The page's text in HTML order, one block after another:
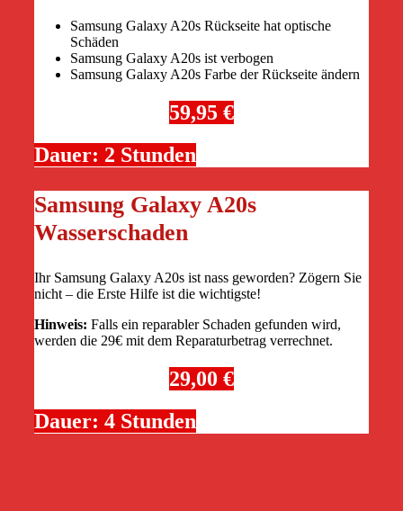
Samsung Galaxy A20s Rückseite hat optische
Schäden
Samsung Galaxy A20s ist verbogen
Samsung Galaxy A20s Farbe der Rückseite ändern
59,95 €
Dauer: 2 Stunden
Samsung Galaxy A20s
Wasserschaden
Ihr Samsung Galaxy A20s ist nass geworden? Zögern Sie
nicht – die Erste Hilfe ist die wichtigste!
Hinweis: Falls ein reparabler Schaden gefunden wird,
werden die 29€ mit dem Reparaturbetrag verrechnet.
29,00 €
Dauer: 4 Stunden